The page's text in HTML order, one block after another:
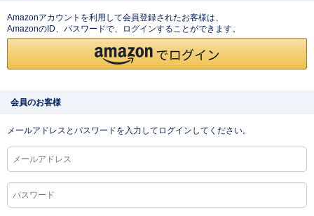
Amazonアカウントを利用して会員登録されたお客様は、
AmazonのID、パスワードで、ログインすることができます。
会員のお客様
メールアドレスとパスワードを入力してログインしてください。